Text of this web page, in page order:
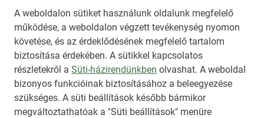
A weboldalon sütiket használunk oldalunk megfelelő
működése, a weboldalon végzett tevékenység nyomon
követése, és az érdeklődésének megfelelő tartalom
biztosítása érdekében. A sütikkel kapcsolatos
részletekről a Süti-házirendünkben olvashat. A weboldal
bizonyos funkcióinak biztosításához a beleegyezése
szükséges. A süti beállítások később bármikor
megváltoztathatóak a "Süti beállítások" menüre
látni, látogassa meg ahirado.hu
oldalát!
HIRADO.HU MEDIAKLIKK.HU
M4SPORT.HU NEMZETISPORT.HU